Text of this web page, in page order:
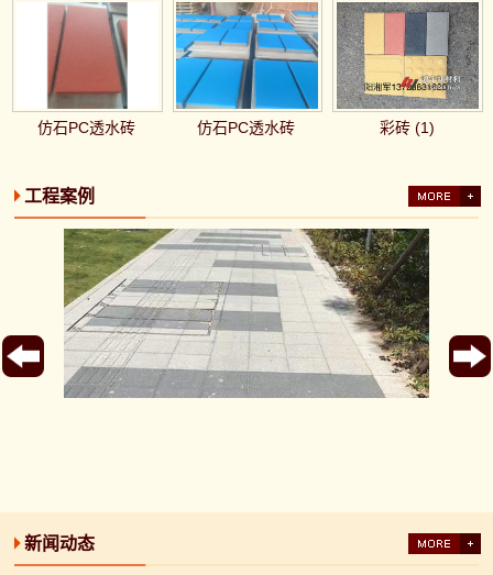
仿石PC透水砖 仿石PC透水砖 彩砖 (1)
工程案例
新闻动态